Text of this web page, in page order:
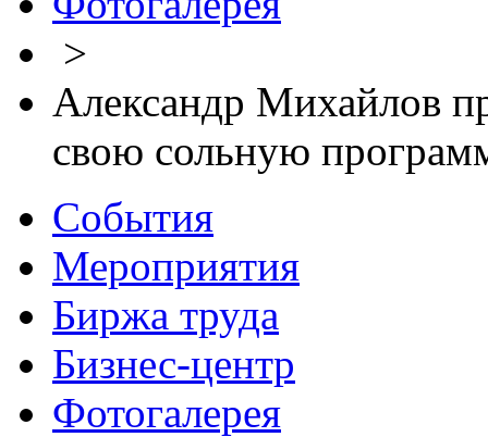
>
Александр Михайлов
свою сольную
События
Мероприятия
Биржа труда
Бизнес-центр
Фотогалерея